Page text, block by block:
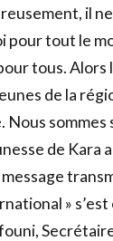
il
pour tout le
tous. Alors
de la
Nous sommes
de Kara
» s’est